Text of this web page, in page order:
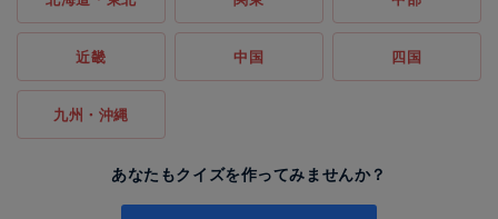
近畿 中国 四国
九州・沖縄
あなたもクイズを作ってみませんか？